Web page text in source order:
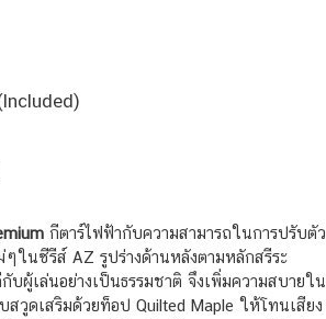
กีตาร์ไฟฟ้ากับความสามารถในการปรับตัว
ในซีรีส์ AZ รูปร่างด้านหลังตามหลักสรีระ
บผู้เล่นอย่างเป็นธรรมชาติ จึงเพิ่มความสบายใน
สวูดเสริมด้วยท็อป Quilted Maple ให้โทนเสียง